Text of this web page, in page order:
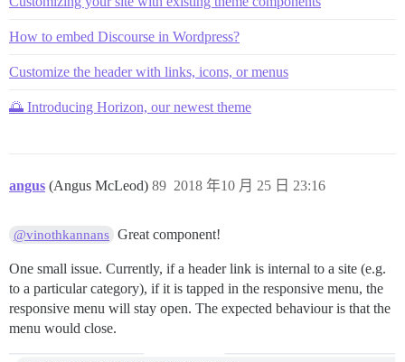
How to embed Discourse in Wordpress?
Customize the header with links, icons, or menus
🌅 Introducing Horizon, our newest theme
angus (Angus McLeod) 2018 年10 月 25 日 23:16
89
@vinothkannans Great component!
One small issue. Currently, if a header link is internal to a site (e.g.
to a particular category), if it is tapped in the responsive menu, the
responsive menu will stay open. The expected behaviour is that the
menu would close.